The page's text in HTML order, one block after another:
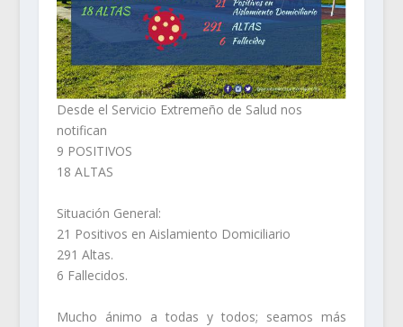
Desde el Servicio Extremeño de Salud nos
notifican
9 POSITIVOS
18 ALTAS
Situación General:
21 Positivos en Aislamiento Domiciliario
291 Altas.
6 Fallecidos.
Mucho ánimo a todas y todos; seamos más